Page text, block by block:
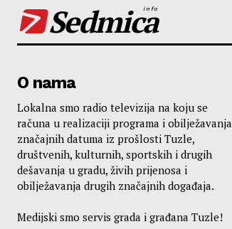
Sedmica
info
O nama
Lokalna smo radio televizija na koju se
računa u realizaciji programa i obilježavanja
značajnih datuma iz prošlosti Tuzle,
društvenih, kulturnih, sportskih i drugih
dešavanja u gradu, živih prijenosa i
obilježavanja drugih značajnih događaja.
Medijski smo servis grada i građana Tuzle!